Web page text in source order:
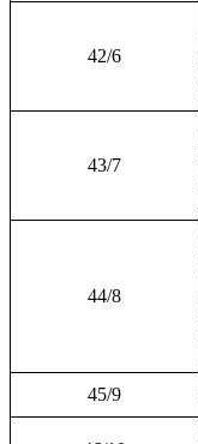
42/6
43/7
44/8
45/9